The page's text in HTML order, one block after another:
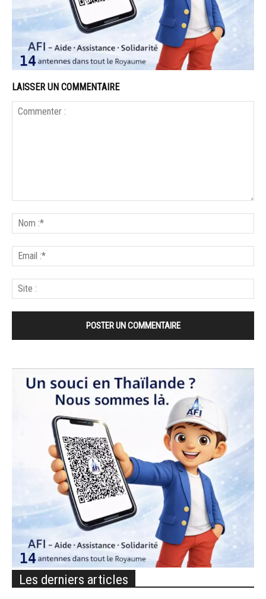
LAISSER UN COMMENTAIRE
Les derniers articles